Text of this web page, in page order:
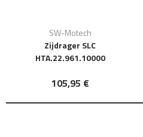
SW-Motech
Zijdrager SLC
HTA.22.961.10000
105,95 €